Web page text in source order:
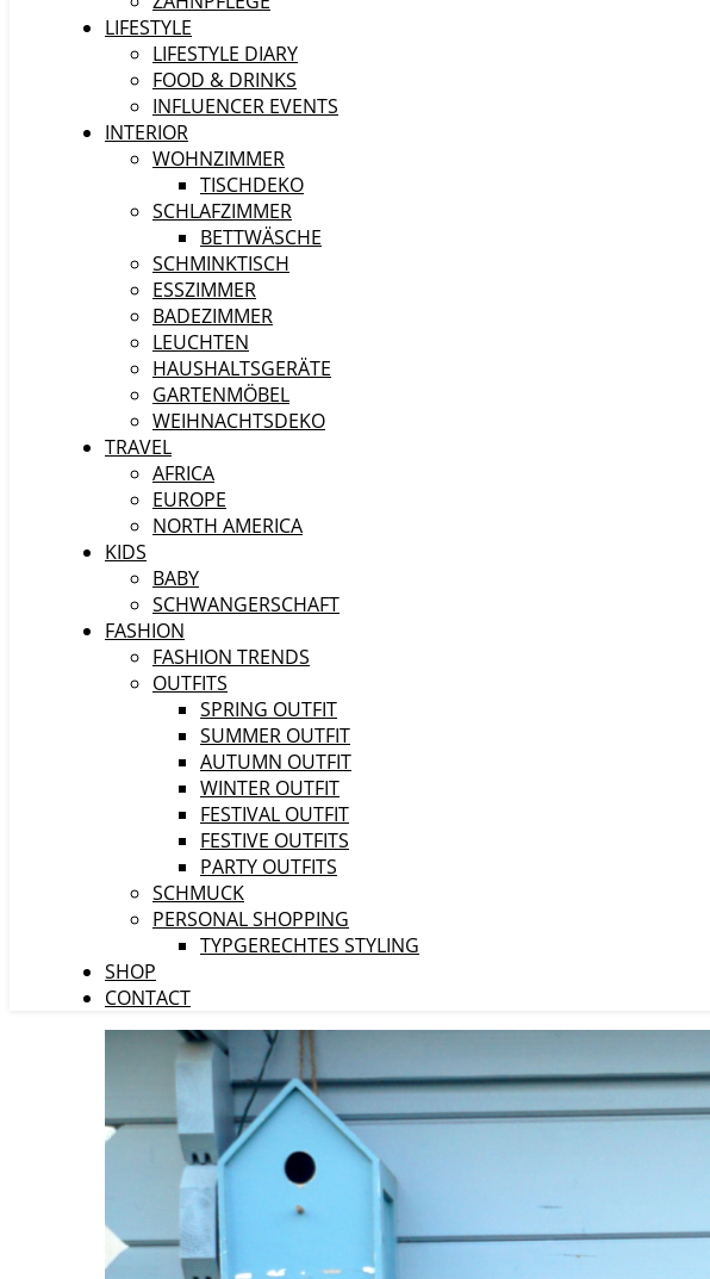
LIFESTYLE
LIFESTYLE DIARY
FOOD & DRINKS
INFLUENCER EVENTS
INTERIOR
WOHNZIMMER
TISCHDEKO
SCHLAFZIMMER
BETTWÄSCHE
SCHMINKTISCH
ESSZIMMER
BADEZIMMER
LEUCHTEN
HAUSHALTSGERÄTE
GARTENMÖBEL
WEIHNACHTSDEKO
TRAVEL
AFRICA
EUROPE
NORTH AMERICA
KIDS
BABY
SCHWANGERSCHAFT
FASHION
FASHION TRENDS
OUTFITS
SPRING OUTFIT
SUMMER OUTFIT
AUTUMN OUTFIT
WINTER OUTFIT
FESTIVAL OUTFIT
FESTIVE OUTFITS
PARTY OUTFITS
SCHMUCK
PERSONAL SHOPPING
TYPGERECHTES STYLING
SHOP
CONTACT